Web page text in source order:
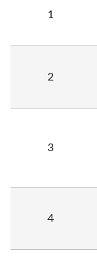
1
2
3
4